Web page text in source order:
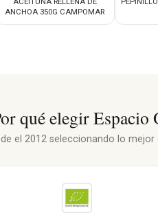
ANCHOA 350G CAMPOMAR
qué elegir Espacio
el 2012 seleccionando lo